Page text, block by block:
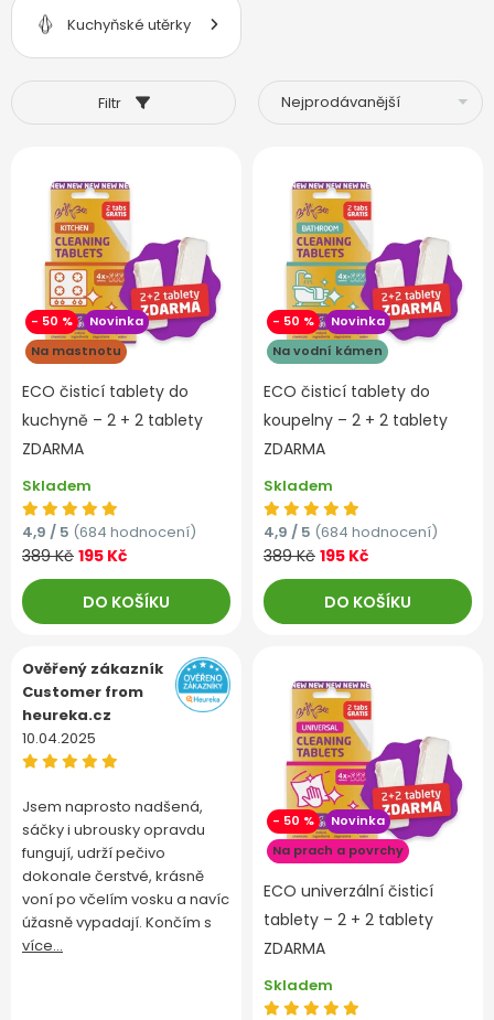
Kuchyňské utěrky
Filtr
- 50 %
Novinka
Na mastnotu
ECO čisticí tablety do
kuchyně – 2 + 2 tablety
ZDARMA
Skladem
4,9 / 5 (684 hodnocení)
389 Kč 195 Kč
DO KOŠÍKU
- 50 %
Novinka
Na vodní kámen
ECO čisticí tablety do
koupelny – 2 + 2 tablety
ZDARMA
Skladem
4,9 / 5 (684 hodnocení)
389 Kč 195 Kč
DO KOŠÍKU
Ověřený zákazník
Customer from
heureka.cz
10.04.2025
Jsem naprosto nadšená,
sáčky i ubrousky opravdu
fungují, udrží pečivo
dokonale čerstvé, krásně
voní po včelím vosku a navíc
úžasně vypadají. Končím s
více...
- 50 %
Novinka
Na prach a povrchy
ECO univerzální čisticí
tablety – 2 + 2 tablety
ZDARMA
Skladem